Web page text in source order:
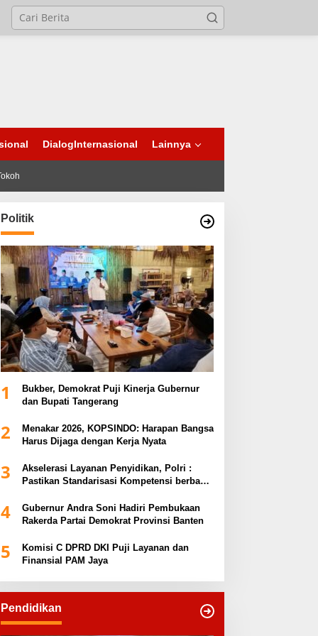
DialogInternasional Lainnya
Politik
1
Bukber, Demokrat Puji Kinerja Gubernur
dan Bupati Tangerang
2
Menakar 2026, KOPSINDO: Harapan Bangsa
Harus Dijaga dengan Kerja Nyata
3
Akselerasi Layanan Penyidikan, Polri :
Pastikan Standarisasi Kompetensi berbasis
4
Gubernur Andra Soni Hadiri Pembukaan
Rakerda Partai Demokrat Provinsi Banten
5
Komisi C DPRD DKI Puji Layanan dan
Finansial PAM Jaya
Pendidikan